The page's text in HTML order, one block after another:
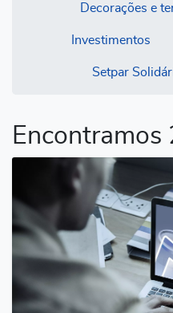
Decorações e
Investimentos
Setpar
Encontramos